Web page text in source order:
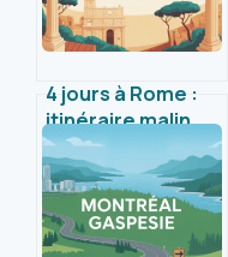
4 jours à Rome :
itinéraire malin
pour profiter
pleinement de la
ville éternelle